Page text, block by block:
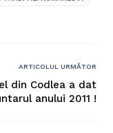
ARTICOLUL URMĂTOR
din Codlea a dat
anului 2011 !